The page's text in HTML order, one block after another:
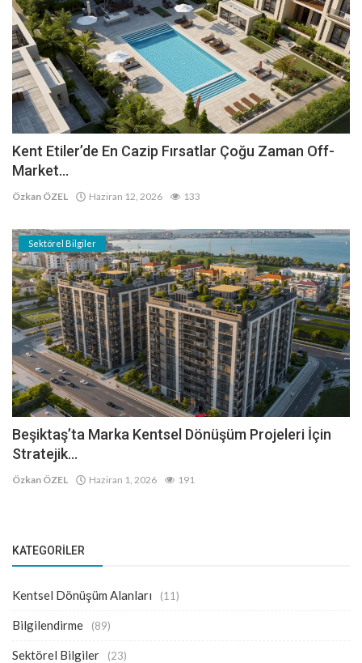
Kent Etiler’de En Cazip Fırsatlar Çoğu Zaman Off-
Market...
Özkan ÖZEL Haziran 12, 2026 133
Sektörel Bilgiler
Beşiktaş’ta Marka Kentsel Dönüşüm Projeleri İçin
Stratejik...
Özkan ÖZEL Haziran 1, 2026 191
KATEGORILER
Kentsel Dönüşüm Alanları (11)
Bilgilendirme (89)
Sektörel Bilgiler (23)